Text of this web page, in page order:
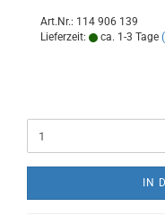
Art.Nr.: 114 906 139
Lieferzeit:
ca. 1-3 Tage
IN